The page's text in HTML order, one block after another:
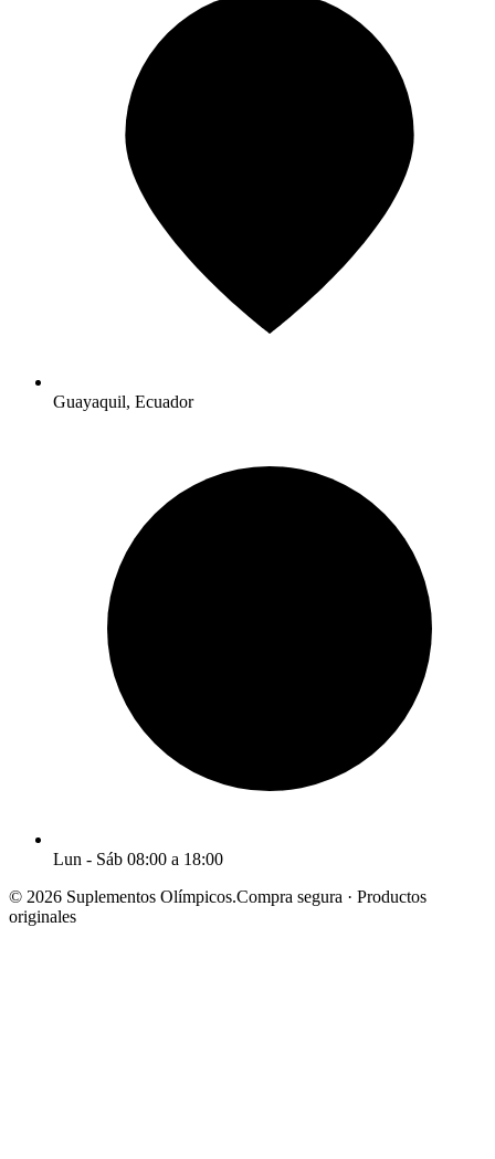
Guayaquil, Ecuador
Lun - Sáb 08:00 a 18:00
© 2026 Suplementos Olímpicos.Compra segura · Productos
originales